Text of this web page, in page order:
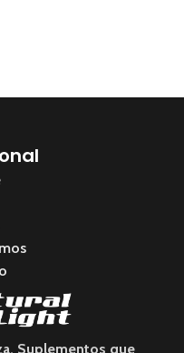
Suplementos que